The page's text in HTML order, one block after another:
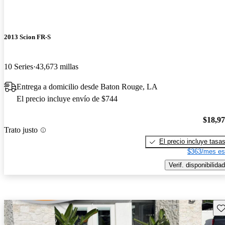
2013 Scion FR-S
10 Series 43,673 millas
Entrega a domicilio desde Baton Rouge, LA
El precio incluye envío de $744
Trato justo
El precio incluye tasas
$363/mes
Verif. disponibilidad